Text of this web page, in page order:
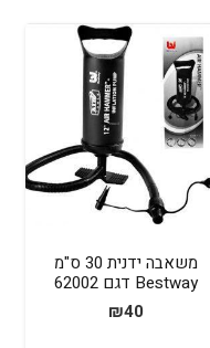
משאבה ידנית 30 ס"מ
Bestway דגם 62002
₪40